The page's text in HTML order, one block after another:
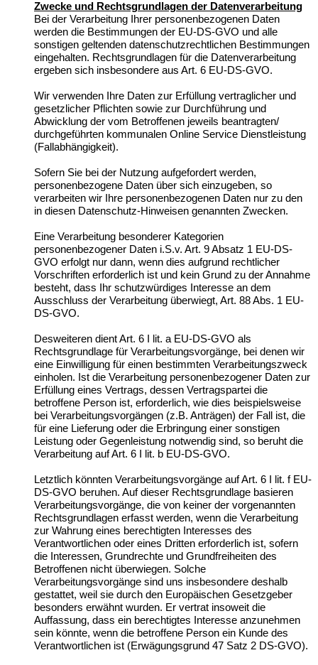
Zwecke und Rechtsgrundlagen der Datenverarbeitung
Bei der Verarbeitung Ihrer personenbezogenen Daten
werden die Bestimmungen der EU-DS-GVO und alle
sonstigen geltenden datenschutzrechtlichen Bestimmungen
eingehalten. Rechtsgrundlagen für die Datenverarbeitung
ergeben sich insbesondere aus Art. 6 EU-DS-GVO.
Wir verwenden Ihre Daten zur Erfüllung vertraglicher und
gesetzlicher Pflichten sowie zur Durchführung und
Abwicklung der vom Betroffenen jeweils beantragten/
durchgeführten kommunalen Online Service Dienstleistung
(Fallabhängigkeit).
Sofern Sie bei der Nutzung aufgefordert werden,
personenbezogene Daten über sich einzugeben, so
verarbeiten wir Ihre personenbezogenen Daten nur zu den
in diesen Datenschutz-Hinweisen genannten Zwecken.
Eine Verarbeitung besonderer Kategorien
personenbezogener Daten i.S.v. Art. 9 Absatz 1 EU-DS-
GVO erfolgt nur dann, wenn dies aufgrund rechtlicher
Vorschriften erforderlich ist und kein Grund zu der Annahme
besteht, dass Ihr schutzwürdiges Interesse an dem
Ausschluss der Verarbeitung überwiegt, Art. 88 Abs. 1 EU-
DS-GVO.
Desweiteren dient Art. 6 I lit. a EU-DS-GVO als
Rechtsgrundlage für Verarbeitungsvorgänge, bei denen wir
eine Einwilligung für einen bestimmten Verarbeitungszweck
einholen. Ist die Verarbeitung personenbezogener Daten zur
Erfüllung eines Vertrags, dessen Vertragspartei die
betroffene Person ist, erforderlich, wie dies beispielsweise
bei Verarbeitungsvorgängen (z.B. Anträgen) der Fall ist, die
für eine Lieferung oder die Erbringung einer sonstigen
Leistung oder Gegenleistung notwendig sind, so beruht die
Verarbeitung auf Art. 6 I lit. b EU-DS-GVO.
Letztlich könnten Verarbeitungsvorgänge auf Art. 6 I lit. f EU-
DS-GVO beruhen. Auf dieser Rechtsgrundlage basieren
Verarbeitungsvorgänge, die von keiner der vorgenannten
Rechtsgrundlagen erfasst werden, wenn die Verarbeitung
zur Wahrung eines berechtigten Interesses des
Verantwortlichen oder eines Dritten erforderlich ist, sofern
die Interessen, Grundrechte und Grundfreiheiten des
Betroffenen nicht überwiegen. Solche
Verarbeitungsvorgänge sind uns insbesondere deshalb
gestattet, weil sie durch den Europäischen Gesetzgeber
besonders erwähnt wurden. Er vertrat insoweit die
Auffassung, dass ein berechtigtes Interesse anzunehmen
sein könnte, wenn die betroffene Person ein Kunde des
Verantwortlichen ist (Erwägungsgrund 47 Satz 2 DS-GVO).